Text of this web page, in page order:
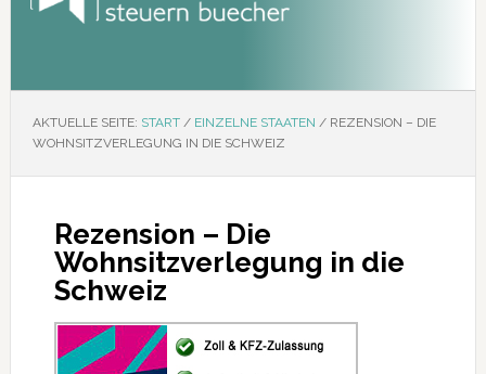
AKTUELLE SEITE: START / EINZELNE STAATEN /REZENSION – DIE
WOHNSITZVERLEGUNG IN DIE SCHWEIZ
Rezension – Die
Wohnsitzverlegung in die
Schweiz